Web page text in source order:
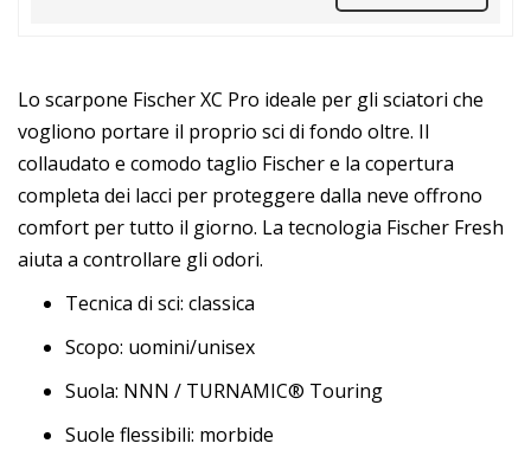
Lo scarpone Fischer XC Pro ideale per gli sciatori che
vogliono portare il proprio sci di fondo oltre. Il
collaudato e comodo taglio Fischer e la copertura
completa dei lacci per proteggere dalla neve offrono
comfort per tutto il giorno. La tecnologia Fischer Fresh
aiuta a controllare gli odori.
Tecnica di sci: classica
Scopo: uomini/unisex
Suola: NNN / TURNAMIC® Touring
Suole flessibili: morbide